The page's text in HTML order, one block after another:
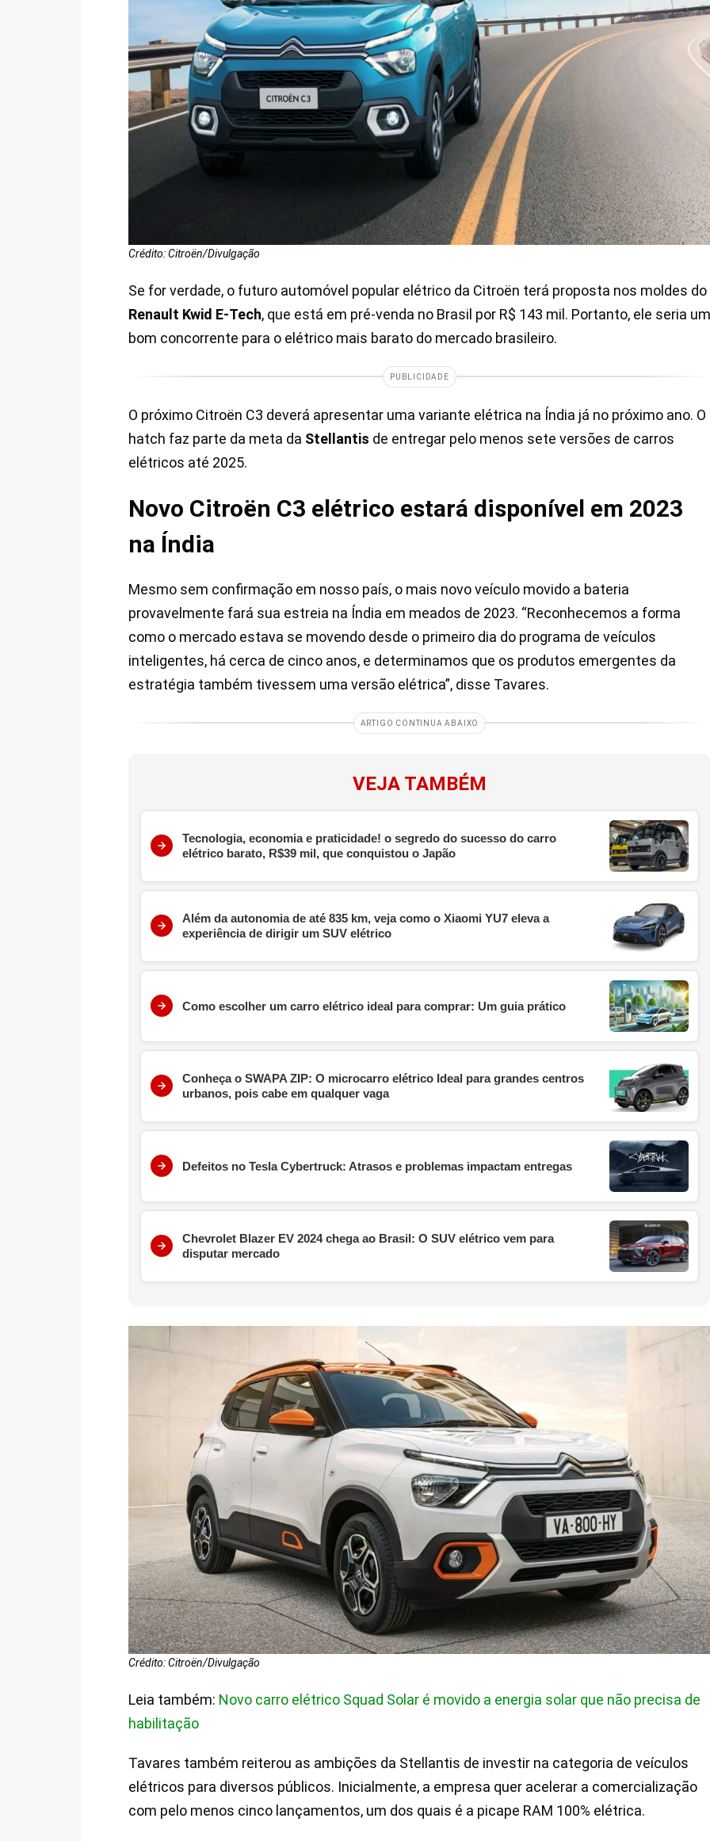
Crédito: Citroën/Divulgação
Se for verdade, o futuro automóvel popular elétrico da Citroën terá proposta nos moldes do
Renault Kwid E-Tech, que está em pré-venda no Brasil por R$ 143 mil. Portanto, ele seria um
bom concorrente para o elétrico mais barato do mercado brasileiro.
PUBLICIDADE
O próximo Citroën C3 deverá apresentar uma variante elétrica na Índia já no próximo ano. O
hatch faz parte da meta da Stellantis de entregar pelo menos sete versões de carros
elétricos até 2025.
Novo Citroën C3 elétrico estará disponível em 2023
na Índia
Mesmo sem confirmação em nosso país, o mais novo veículo movido a bateria
provavelmente fará sua estreia na Índia em meados de 2023. “Reconhecemos a forma
como o mercado estava se movendo desde o primeiro dia do programa de veículos
inteligentes, há cerca de cinco anos, e determinamos que os produtos emergentes da
estratégia também tivessem uma versão elétrica”, disse Tavares.
ARTIGO CONTINUA ABAIXO
VEJA TAMBÉM
Tecnologia, economia e praticidade! o segredo do sucesso do carro
elétrico barato, R$39 mil, que conquistou o Japão
Além da autonomia de até 835 km, veja como o Xiaomi YU7 eleva a
experiência de dirigir um SUV elétrico
Como escolher um carro elétrico ideal para comprar: Um guia prático
Conheça o SWAPA ZIP: O microcarro elétrico Ideal para grandes centros
urbanos, pois cabe em qualquer vaga
Defeitos no Tesla Cybertruck: Atrasos e problemas impactam entregas
Chevrolet Blazer EV 2024 chega ao Brasil: O SUV elétrico vem para
disputar mercado
Crédito: Citroën/Divulgação
Leia também: Novo carro elétrico Squad Solar é movido a energia solar que não precisa de
habilitação
Tavares também reiterou as ambições da Stellantis de investir na categoria de veículos
elétricos para diversos públicos. Inicialmente, a empresa quer acelerar a comercialização
com pelo menos cinco lançamentos, um dos quais é a picape RAM 100% elétrica.